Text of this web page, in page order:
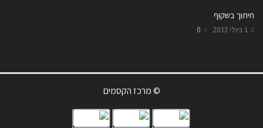
חיתוך בשקוף
1 ביולי 2013 0
© מרכז הקסמים